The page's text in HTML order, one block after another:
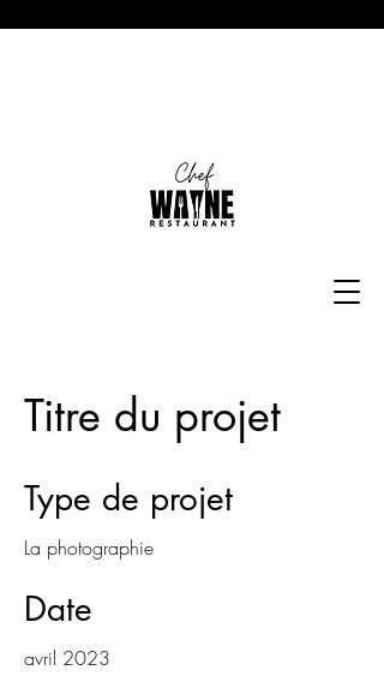
Titre du projet
Type de projet
La photographie
Date
avril 2023